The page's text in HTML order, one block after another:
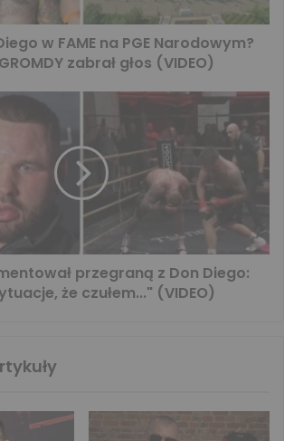
w FAME na PGE Narodowym?
zabrał głos (VIDEO)
przegraną z Don Diego:
że czułem..." (VIDEO)